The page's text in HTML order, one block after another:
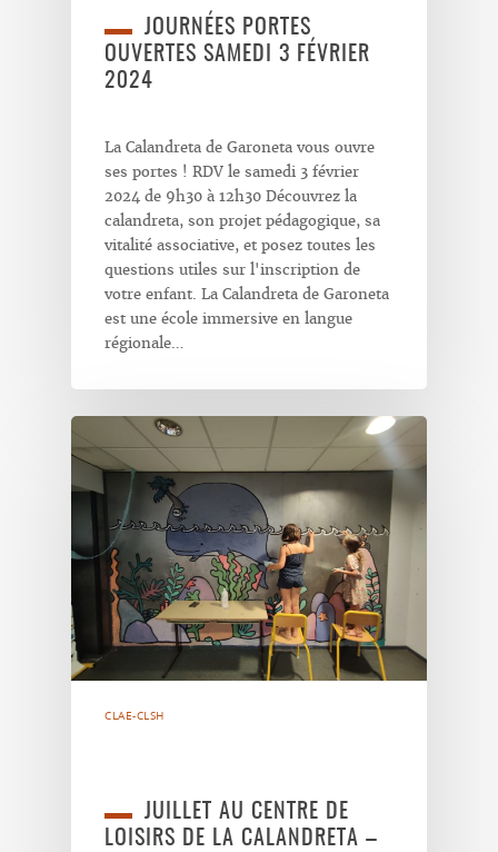
JOURNÉES PORTES
OUVERTES SAMEDI 3 FÉVRIER
2024
La Calandreta de Garoneta vous ouvre
ses portes ! RDV le samedi 3 février
2024 de 9h30 à 12h30 Découvrez la
calandreta, son projet pédagogique, sa
vitalité associative, et posez toutes les
questions utiles sur l'inscription de
votre enfant. La Calandreta de Garoneta
est une école immersive en langue
régionale…
CLAE-CLSH
JUILLET AU CENTRE DE
LOISIRS DE LA CALANDRETA –